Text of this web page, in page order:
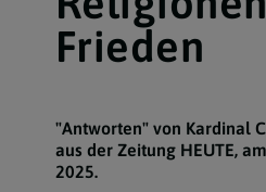
Frieden
"Antworten" von Kardinal
aus der Zeitung HEUTE,
2025.